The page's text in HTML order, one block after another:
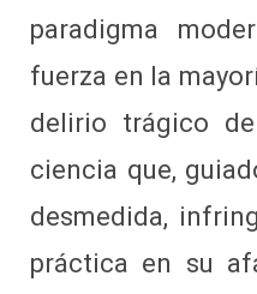
paradigma
fuerza en la
delirio trágico
ciencia que,
desmedida,
práctica en su